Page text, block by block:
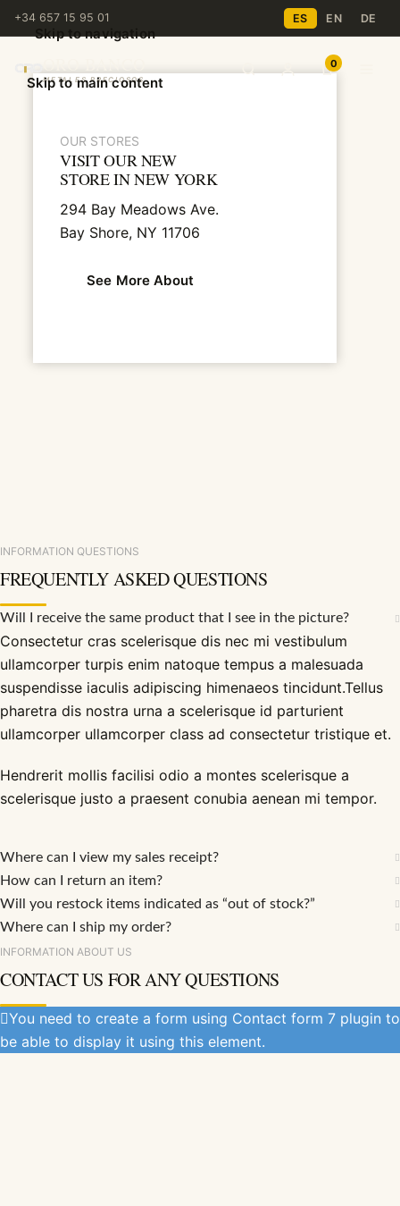
+34 657 15 95 01 ES EN DE
METALES PRECIOSOS
0
Skip to navigation
Skip to main content
OUR STORES
VISIT OUR NEW
STORE IN NEW YORK
294 Bay Meadows Ave.
Bay Shore, NY 11706
See More About
INFORMATION QUESTIONS
FREQUENTLY ASKED QUESTIONS
Will I receive the same product that I see in the picture?
Consectetur cras scelerisque dis nec mi vestibulum
ullamcorper turpis enim natoque tempus a malesuada
suspendisse iaculis adipiscing himenaeos tincidunt.Tellus
pharetra dis nostra urna a scelerisque id parturient
ullamcorper ullamcorper class ad consectetur tristique et.
Hendrerit mollis facilisi odio a montes scelerisque a
scelerisque justo a praesent conubia aenean mi tempor.
Where can I view my sales receipt?
How can I return an item?
Will you restock items indicated as “out of stock?”
Where can I ship my order?
INFORMATION ABOUT US
CONTACT US FOR ANY QUESTIONS
You need to create a form using Contact form 7 plugin to
be able to display it using this element.